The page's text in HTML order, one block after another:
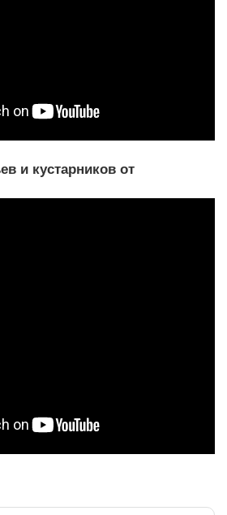
и кустарников от